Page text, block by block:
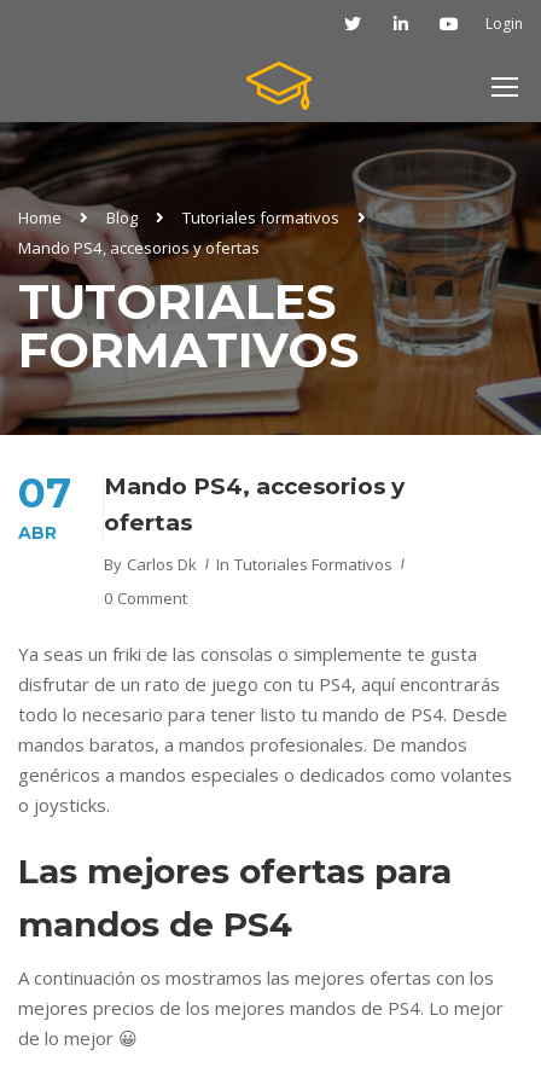
Login
Home Blog
Tutoriales formativos
Mando PS4, accesorios y ofertas
TUTORIALES
FORMATIVOS
07
ABR
Mando PS4, accesorios y
ofertas
By Carlos Dk In Tutoriales Formativos
0 Comment
Ya seas un friki de las consolas o simplemente te gusta
disfrutar de un rato de juego con tu PS4, aquí encontrarás
todo lo necesario para tener listo tu mando de PS4. Desde
mandos baratos, a mandos profesionales. De mandos
genéricos a mandos especiales o dedicados como volantes
o joysticks.
Las mejores ofertas para
mandos de PS4
A continuación os mostramos las mejores ofertas con los
mejores precios de los mejores mandos de PS4. Lo mejor
de lo mejor 😀